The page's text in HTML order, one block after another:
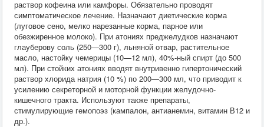
раствор кофеина или камфоры. Обязательно проводят
симптоматическое лечение. Назначают диетические корма
(луговое сено, мелко нарезанные корма, парное или
обезжиренное молоко). При атониях преджелудков назначают
глауберову соль (250—300 г), льняной отвар, растительное
масло, настойку чемерицы (10—12 мл), 40%-ный спирт (до 500
мл). При стойких атониях вводят внутривенно гипертонический
раствор хлорида натрия (10 %) по 200—300 мл, что приводит к
усилению секреторной и моторной функции желудочно-
кишечного тракта. Используют также препараты,
стимулирующие гемопоэз (кампалон, антианемин, витамин В12 и
др.).